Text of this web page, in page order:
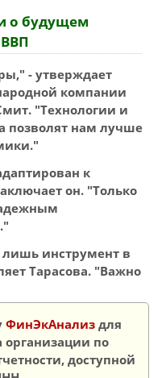
о будущем
- утверждает
компании
"Технологии и
позволят нам лучше
к
он. "Только
инструмент в
Тарасова. "Важно
ФинЭкАнализдля
организации по
доступной